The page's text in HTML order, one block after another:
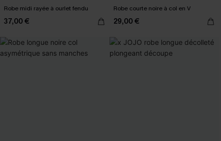
Robe midi rayée à ourlet fendu
37,00 €
Robe courte noire à col en V
29,00 €